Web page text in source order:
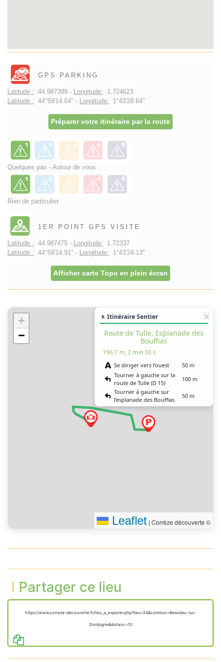
GPS PARKING
Latitude : 44.987399 - Longitude: 1.724623
Latitude : 44°59'14.64" - Longitude: 1°43'28.64"
Préparer votre itinéraire par la route
Quelques pas - Autour de vous
Rien de particulier
1ER POINT GPS VISITE
Latitude : 44.987475 - Longitude: 1.72337
Latitude : 44°59'14.91" - Longitude: 1°43'24.13"
Afficher carte Topo en plein écran
+
−
🚶 Itinéraire Sentier
Route de Tulle, Esplanade des
Bouffias
196.7 m, 2 min 30 s
Se diriger vers l’ouest
50 m
Tourner à gauche sur la
route de Tulle (D 15)
100 m
Tourner à gauche sur
l’esplanade des Bouffias
50 m
Vous êtes arrivé à votre
destination, sur la droite
Rue du Musée, Esplanade des
destination, sur la gauche
0 m
Leaflet | Corrèze découverte ©
Partager ce lieu
https://www.correze-decouverte.fr/lieu_a_explorer.php?lieu=24&commun=Beaulieu-sur-
Dordogne&distanc=10